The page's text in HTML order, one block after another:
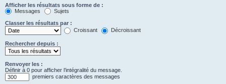
Afficher les résultats sous forme de :
Messages
Sujets
Classer les résultats par :
Croissant
Décroissant
Rechercher depuis :
Renvoyer les :
Définir à 0 pour afficher l’intégralité du message.
premiers caractères des messages